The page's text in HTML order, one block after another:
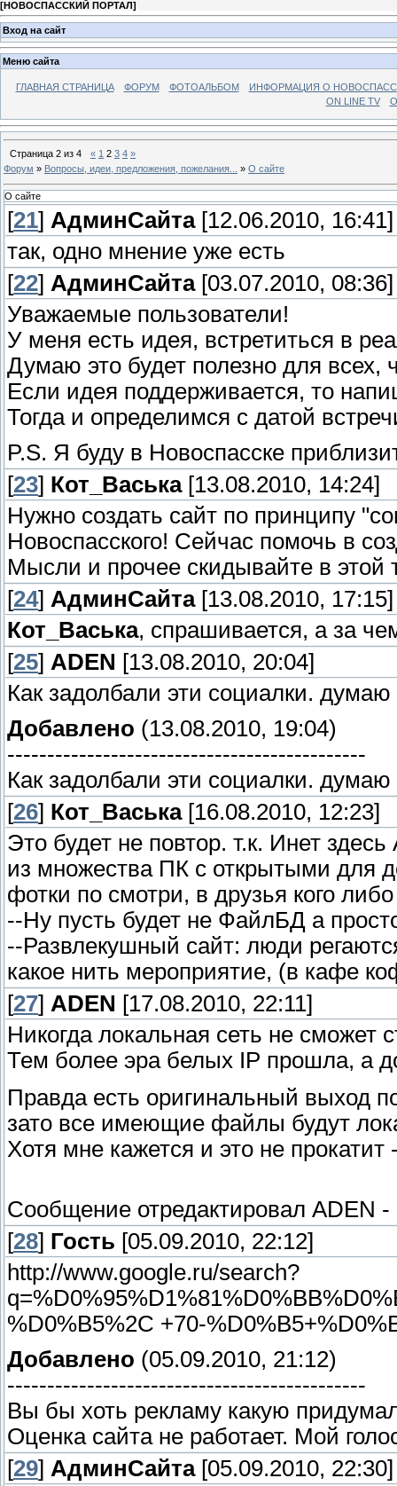
[НОВОСПАССКИЙ ПОРТАЛ]
Вход на сайт
Меню сайта
ГЛАВНАЯ СТРАНИЦА ФОРУМ ФОТОАЛЬБОМ
ИНФОРМАЦИЯ О
ON LINE TV
Страница 2 из 4 « 1 2 3 4 »
Форум » Вопросы, идеи, предложения, пожелания... » О сайте
О сайте
[21] АдминСайта[12.06.2010, 16:41]
так, одно мнение уже есть
[22] АдминСайта[03.07.2010, 08:36]
Уважаемые пользователи!
У меня есть идея, встретиться в
Думаю это будет полезно для
Если идея поддерживается, то
Тогда и определимся с датой
P.S. Я буду в Новоспасске
[23] Кот_Васька[13.08.2010, 14:24]
Нужно создать сайт по принципу
Новоспасского! Сейчас помочь в
Мысли и прочее скидывайте в этой
[24] АдминСайта[13.08.2010, 17:15]
Кот_Васька, спрашивается, а за
[25] ADEN [13.08.2010, 20:04]
Как задолбали эти социалки.
Добавлено (13.08.2010, 19:04)
---------------------------------------------
Как задолбали эти социалки.
[26] Кот_Васька[16.08.2010, 12:23]
Это будет не повтор. т.к. Инет
из множества ПК с открытыми для
фотки по смотри, в друзья кого
--Ну пусть будет не ФайлБД а
--Развлекушный сайт: люди
какое нить мероприятие, (в кафе
[27] ADEN [17.08.2010, 22:11]
Никогда локальная сеть не сможет
Тем более эра белых IP прошла, а
Правда есть оригинальный выход
зато все имеющие файлы будут
Хотя мне кажется и это не
Сообщение отредактировал ADEN -
[28] Гость [05.09.2010, 22:12]
http://www.google.ru/search?
%D0%B5%2C +70-
Добавлено (05.09.2010, 21:12)
---------------------------------------------
Вы бы хоть рекламу какую
Оценка сайта не работает. Мой
[29] АдминСайта[05.09.2010, 22:30]